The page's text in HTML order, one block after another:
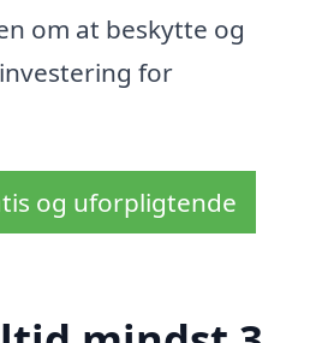
om at beskytte og
for
og uforpligtende